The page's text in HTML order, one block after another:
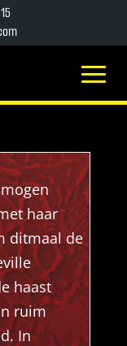
haar
ditmaal de
haast
ruim
In